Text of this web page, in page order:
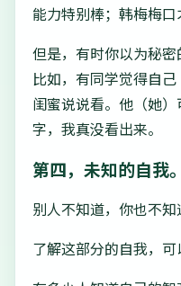
能力特别棒；韩梅梅口
但是，有时你以为秘密
比如，有同学觉得自
闺蜜说说看。他（她
字，我真没看出来。
第四，未知的自我。
别人不知道，你也不知
了解这部分的自我，可